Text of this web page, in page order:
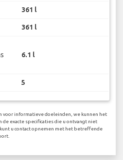
361 l
361 l
6.1 l
5
voor informatieve doeleinden, we kunnen het
de exacte specificaties die u ontvangt niet
u contact opnemen met het betreffende